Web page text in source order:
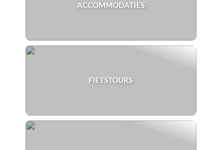
ACCOMMODATIES
FIETSTOURS